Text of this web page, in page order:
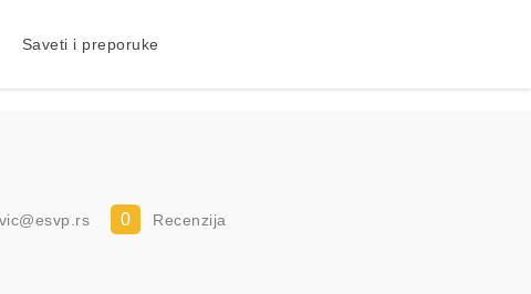
Saveti i preporuke
0 Recenzija